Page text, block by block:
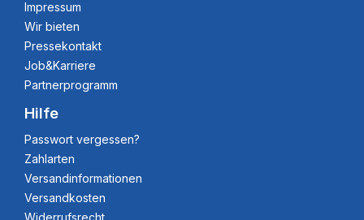
Impressum
Wir bieten
Pressekontakt
Job&Karriere
Partnerprogramm
Hilfe
Passwort vergessen?
Zahlarten
Versandinformationen
Versandkosten
Widerrufsrecht